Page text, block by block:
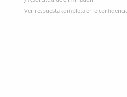
Ver respuesta completa en